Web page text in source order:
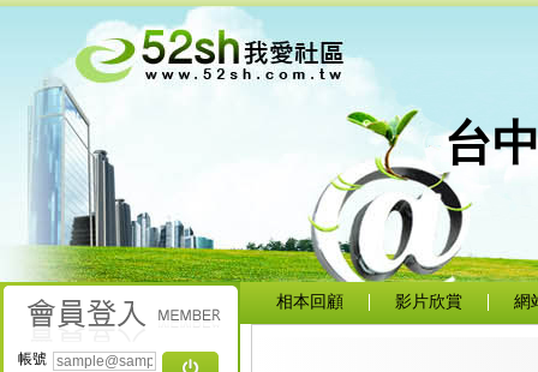
台
帳號
相本回顧 影片欣賞 網